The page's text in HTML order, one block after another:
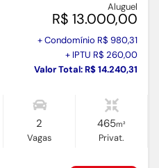
Aluguel
R$ 13.000,00
+ Condomínio R$ 980,31
+ IPTU R$ 260,00
Valor Total: R$ 14.240,31
2
Vagas
465m²
Privat.